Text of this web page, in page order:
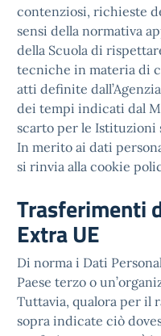
contenziosi, richieste
sensi della normativa
della Scuola di
tecniche in materia di
atti definite
dei tempi indicati dal
scarto per le Istituzioni
In merito ai dati
si rinvia alla cookie
Trasferimenti
Extra UE
Di norma i Dati
Paese terzo o
Tuttavia, qualora per il
sopra indicate ciò